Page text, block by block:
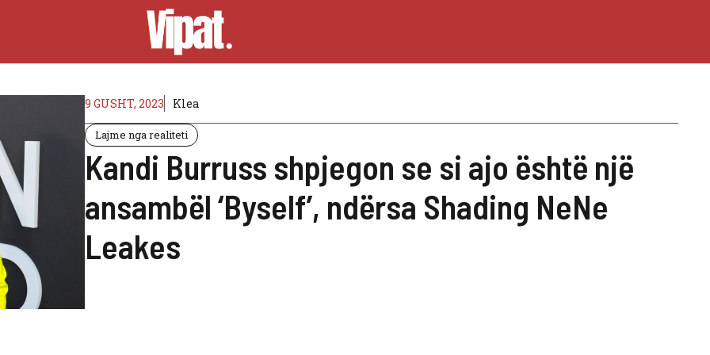
9 GUSHT, 2023 Klea
Lajme nga realiteti
Kandi Burruss shpjegon se si ajo është një
ansambël ‘Byself’, ndërsa Shading NeNe
Leakes